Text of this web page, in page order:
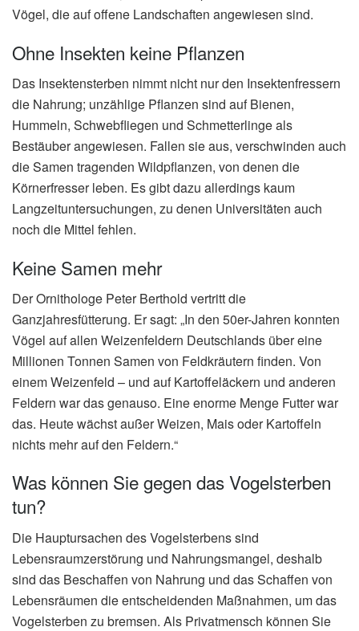
Vögel, die auf offene Landschaften angewiesen sind.
Ohne Insekten keine Pflanzen
Das Insektensterben nimmt nicht nur den Insektenfressern
die Nahrung; unzählige Pflanzen sind auf Bienen,
Hummeln, Schwebfliegen und Schmetterlinge als
Bestäuber angewiesen. Fallen sie aus, verschwinden auch
die Samen tragenden Wildpflanzen, von denen die
Körnerfresser leben. Es gibt dazu allerdings kaum
Langzeituntersuchungen, zu denen Universitäten auch
noch die Mittel fehlen.
Keine Samen mehr
Der Ornithologe Peter Berthold vertritt die
Ganzjahresfütterung. Er sagt: „In den 50er-Jahren konnten
Vögel auf allen Weizenfeldern Deutschlands über eine
Millionen Tonnen Samen von Feldkräutern finden. Von
einem Weizenfeld – und auf Kartoffeläckern und anderen
Feldern war das genauso. Eine enorme Menge Futter war
das. Heute wächst außer Weizen, Mais oder Kartoffeln
nichts mehr auf den Feldern.“
Was können Sie gegen das Vogelsterben
tun?
Die Hauptursachen des Vogelsterbens sind
Lebensraumzerstörung und Nahrungsmangel, deshalb
sind das Beschaffen von Nahrung und das Schaffen von
Lebensräumen die entscheidenden Maßnahmen, um das
Vogelsterben zu bremsen. Als Privatmensch können Sie